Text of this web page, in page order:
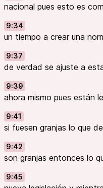
nacional pues esto es
9:34
un tiempo a crear una
9:37
de verdad se ajuste a
9:39
ahora mismo pues están
9:41
si fuesen granjas lo que
9:42
son granjas entonces lo
9:45